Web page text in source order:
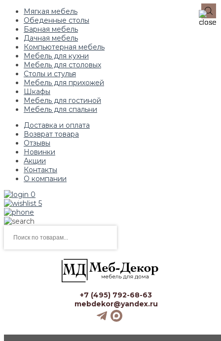
Мягкая мебель
Обеденные столы
Барная мебель
Дачная мебель
Компьютерная мебель
Мебель для кухни
Мебель для столовых
Столы и стулья
Мебель для прихожей
Шкафы
Мебель для гостиной
Мебель для спальни
Доставка и оплата
Возврат товара
Отзывы
Новинки
Акции
Контакты
О компании
0
5
товаров
+7 (495) 792-68-63
mebdekor@yandex.ru